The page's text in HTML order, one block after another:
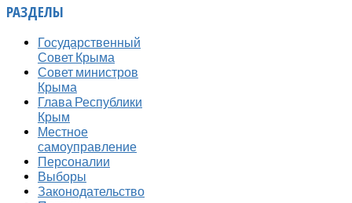
РАЗДЕЛЫ
Государственный
Совет Крыма
Совет министров
Крыма
Глава Республики
Крым
Местное
самоуправление
Персоналии
Выборы
Законодательство